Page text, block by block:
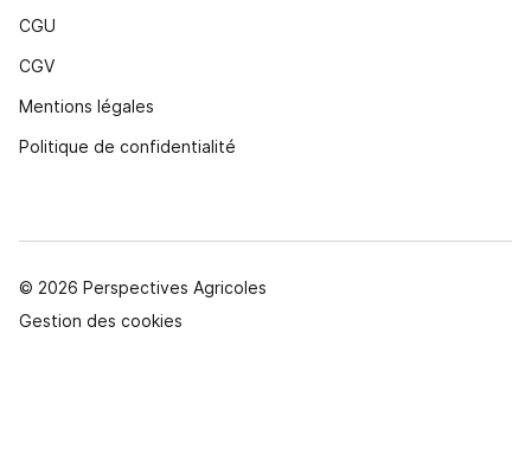
CGU
CGV
Mentions légales
Politique de confidentialité
© 2026 Perspectives Agricoles
Gestion des cookies